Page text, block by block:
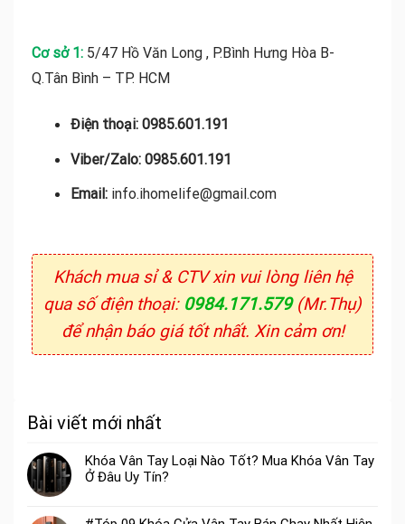
Cơ sở 1: 5/47 Hồ Văn Long , P.Bình Hưng Hòa B-
Q.Tân Bình – TP. HCM
Điện thoại: 0985.601.191
Viber/Zalo: 0985.601.191
Email:info.ihomelife@gmail.com
Khách mua sỉ & CTV xin vui lòng liên hệ
qua số điện thoại: 0984.171.579(Mr.Thụ)
để nhận báo giá tốt nhất. Xin cảm ơn!
Bài viết mới nhất
Khóa Vân Tay Loại Nào Tốt? Mua Khóa Vân Tay
Ở Đâu Uy Tín?